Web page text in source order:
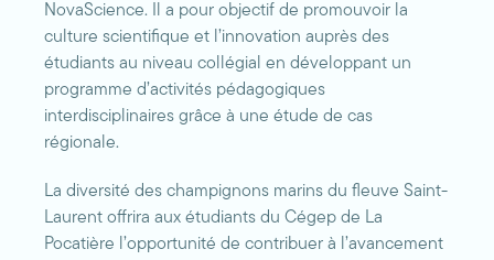
NovaScience. Il a pour objectif de promouvoir la
culture scientifique et l’innovation auprès des
étudiants au niveau collégial en développant un
programme d’activités pédagogiques
interdisciplinaires grâce à une étude de cas
régionale.
La diversité des champignons marins du fleuve Saint-
Laurent offrira aux étudiants du Cégep de La
Pocatière l’opportunité de contribuer à l’avancement